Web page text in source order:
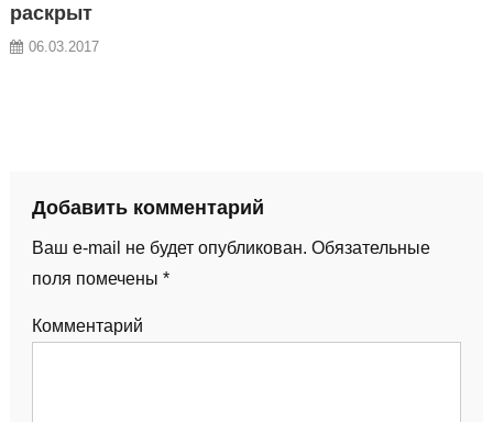
раскрыт
06.03.2017
Добавить комментарий
Ваш e-mail не будет опубликован. Обязательные
поля помечены *
Комментарий